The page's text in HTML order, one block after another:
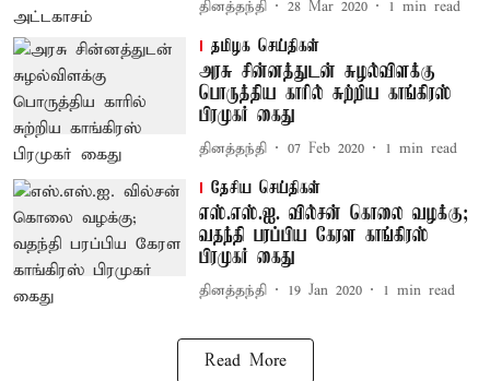
தினத்தந்தி 28 Mar 2020 1 min read
தமிழக செய்திகள்
அரசு சின்னத்துடன் சுழல்விளக்கு
பொருத்திய காரில் சுற்றிய காங்கிரஸ்
பிரமுகர் கைது
தினத்தந்தி 07 Feb 2020 1 min read
தேசிய செய்திகள்
எஸ்.எஸ்.ஐ. வில்சன் கொலை வழக்கு;
வதந்தி பரப்பிய கேரள காங்கிரஸ்
பிரமுகர் கைது
தினத்தந்தி 19 Jan 2020 1 min read
Read More